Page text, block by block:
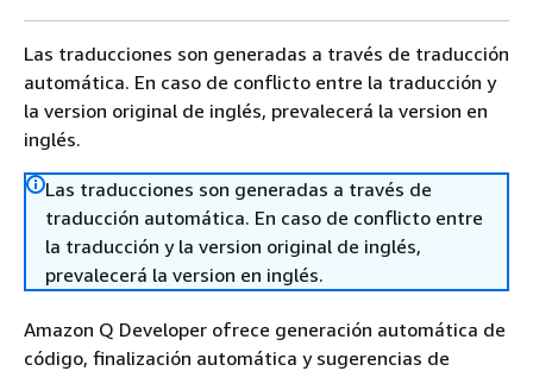
Las traducciones son generadas a través de traducción
automática. En caso de conflicto entre la traducción y
la version original de inglés, prevalecerá la version en
inglés.
Las traducciones son generadas a través de
traducción automática. En caso de conflicto entre
la traducción y la version original de inglés,
prevalecerá la version en inglés.
Amazon Q Developer ofrece generación automática de
código, finalización automática y sugerencias de